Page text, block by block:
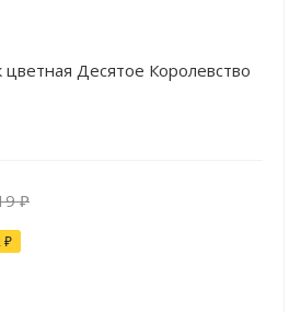
Десятое Королевство
₽
₽